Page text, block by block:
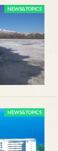
NEWS&TOPICS
NEWS&TOPICS